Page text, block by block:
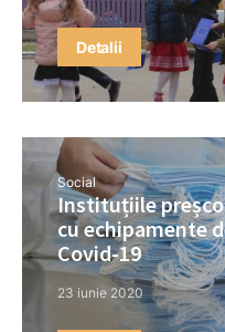
Detalii
Social
Instituțiile
cu echipamente
Covid-19
23 iunie 2020